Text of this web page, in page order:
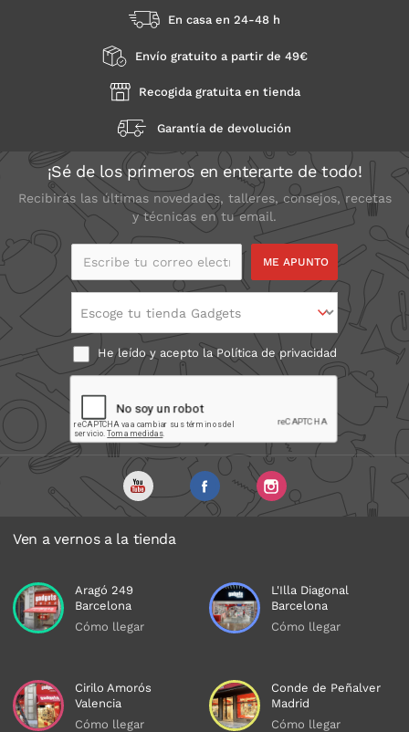
En casa en 24-48 h
Envío gratuito a partir de 49€
Recogida gratuita en tienda
Garantía de devolución
¡Sé de los primeros en enterarte de todo!
Recibirás las últimas novedades, talleres, consejos, recetas
y técnicas en tu email.
Escribe tu correo
Escoge tu tienda Gadgets
He leído y acepto laPolítica de privacidad
Ven a vernos a la tienda
Aragó 249
Barcelona
Cómo llegar
L'Illa Diagonal
Barcelona
Cómo llegar
Cirilo Amorós
Valencia
Cómo llegar
Conde de Peñalver
Madrid
Cómo llegar